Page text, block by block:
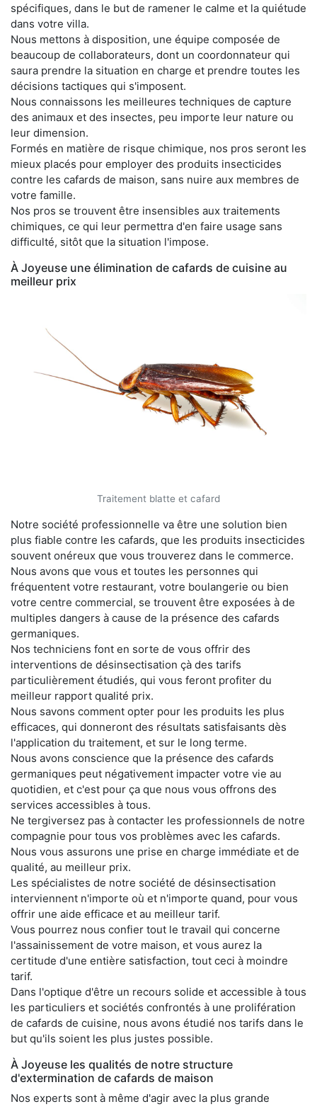
spécifiques, dans le but de ramener le calme et la quiétude
dans votre villa.
Nous mettons à disposition, une équipe composée de
beaucoup de collaborateurs, dont un coordonnateur qui
saura prendre la situation en charge et prendre toutes les
décisions tactiques qui s'imposent.
Nous connaissons les meilleures techniques de capture
des animaux et des insectes, peu importe leur nature ou
leur dimension.
Formés en matière de risque chimique, nos pros seront les
mieux placés pour employer des produits insecticides
contre les cafards de maison, sans nuire aux membres de
votre famille.
Nos pros se trouvent être insensibles aux traitements
chimiques, ce qui leur permettra d'en faire usage sans
difficulté, sitôt que la situation l'impose.
À Joyeuse une élimination de cafards de cuisine au
meilleur prix
Traitement blatte et cafard
Notre société professionnelle va être une solution bien
plus fiable contre les cafards, que les produits insecticides
souvent onéreux que vous trouverez dans le commerce.
Nous avons que vous et toutes les personnes qui
fréquentent votre restaurant, votre boulangerie ou bien
votre centre commercial, se trouvent être exposées à de
multiples dangers à cause de la présence des cafards
germaniques.
Nos techniciens font en sorte de vous offrir des
interventions de désinsectisation çà des tarifs
particulièrement étudiés, qui vous feront profiter du
meilleur rapport qualité prix.
Nous savons comment opter pour les produits les plus
efficaces, qui donneront des résultats satisfaisants dès
l'application du traitement, et sur le long terme.
Nous avons conscience que la présence des cafards
germaniques peut négativement impacter votre vie au
quotidien, et c'est pour ça que nous vous offrons des
services accessibles à tous.
Ne tergiversez pas à contacter les professionnels de notre
compagnie pour tous vos problèmes avec les cafards.
Nous vous assurons une prise en charge immédiate et de
qualité, au meilleur prix.
Les spécialistes de notre société de désinsectisation
interviennent n'importe où et n'importe quand, pour vous
offrir une aide efficace et au meilleur tarif.
Vous pourrez nous confier tout le travail qui concerne
l'assainissement de votre maison, et vous aurez la
certitude d'une entière satisfaction, tout ceci à moindre
tarif.
Dans l'optique d'être un recours solide et accessible à tous
les particuliers et sociétés confrontés à une prolifération
de cafards de cuisine, nous avons étudié nos tarifs dans le
but qu'ils soient les plus justes possible.
À Joyeuse les qualités de notre structure
d'extermination de cafards de maison
Nos experts sont à même d'agir avec la plus grande